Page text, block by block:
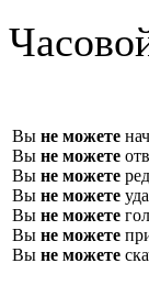
Вы не можете
Вы не можете
Вы не можете
Вы не можете
Вы не можете
Вы не можете
Вы не можете